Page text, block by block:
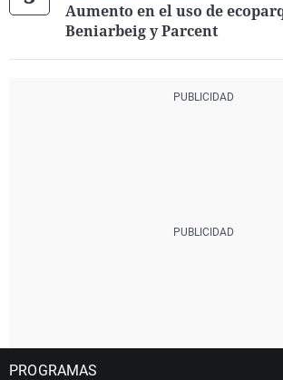
Aumento en el uso de
Beniarbeig y Parcent
PROGRAMAS